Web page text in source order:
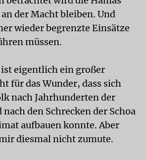
der Macht bleiben. Und
wieder begrenzte Einsätze
müssen.
ist eigentlich ein großer
für das Wunder, dass sich
nach Jahrhunderten der
den Schrecken der Schoa
aufbauen konnte. Aber
diesmal nicht zumute.